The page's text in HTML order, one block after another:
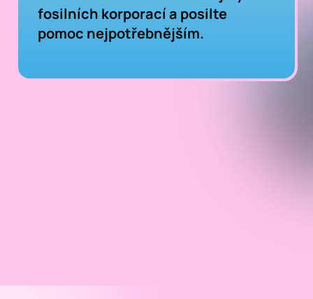
fosilních korporací a posilte
pomoc nejpotřebnějším.